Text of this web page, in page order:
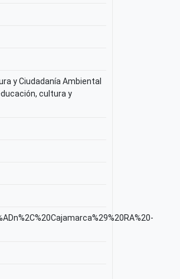
y Ciudadanía Ambiental
cultura y